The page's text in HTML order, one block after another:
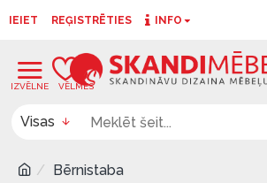
IEIET REĢISTRĒTIES INFO
Visas
Bērnistaba